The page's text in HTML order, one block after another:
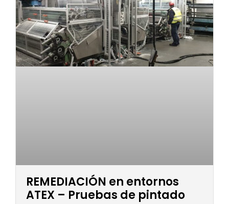
REMEDIACIÓN en entornos
ATEX – Pruebas de pintado